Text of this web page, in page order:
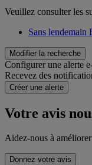
Veuillez consulter les
Sans lendemain
Modifier la recherche
Configurer une alerte
Recevez des
Créer une alerte
Votre avis
Aidez-nous à
Donnez votre avis